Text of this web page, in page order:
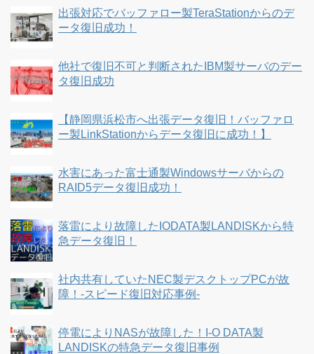
出張対応でバッファロー製TeraStationからのデ
ータ復旧成功！
他社で復旧不可と判断されたIBM製サーバのデー
タ復旧成功
【静岡県浜松市へ出張データ復旧！バッファロ
ー製LinkStationからデータ復旧に成功！】
水害にあった富士通製Windowsサーバからの
RAID5データ復旧成功！
落雷により故障したIODATA製LANDISKから特
急データ復旧！
社内共有していたNEC製デスクトップPCが故
障！-スピード復旧対応事例-
停電によりNASが故障した！I-O DATA製
LANDISKの特急データ復旧事例